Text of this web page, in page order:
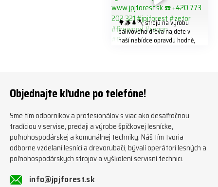
🌳🪵🌲🪓 strojů na výrobu
palivového dřeva najdete v
naší nabídce opravdu hodně,
#firewoodproduction
Objednajte kľudne po telefóne!
Sme tím odborníkov a profesionálov s viac ako desaťročnou
tradíciou v servise, predaji a výrobe špičkovej lesnícke,
poľnohospodárskej a komunálnej techniky. Náš tím tvoria
odborne vzdelaní lesníci a drevorubači, bývalí operátori lesných a
poľnohospodárskych strojov a vyškolení servisní technici.
info@jpjforest.sk